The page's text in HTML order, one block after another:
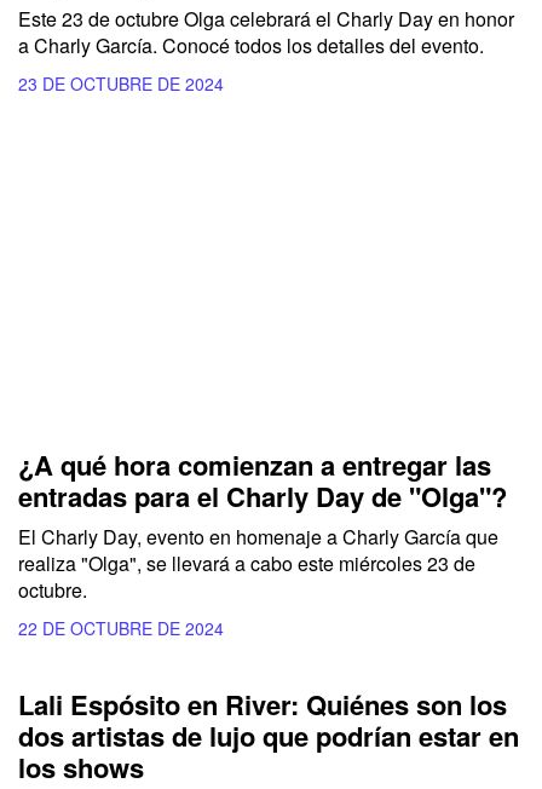
Este 23 de octubreOlgacelebrará el Charly Dayen honor
aCharly García. Conocé todos los detalles del evento.
23 DE OCTUBRE DE 2024
¿A qué hora comienzan a entregar las
entradas para el Charly Day de "Olga"?
El Charly Day, evento en homenaje a Charly García que
realiza "Olga", se llevará a cabo este miércoles 23 de
octubre.
22 DE OCTUBRE DE 2024
Lali Espósito en River: Quiénes son los
dos artistas de lujo que podrían estar en
los shows